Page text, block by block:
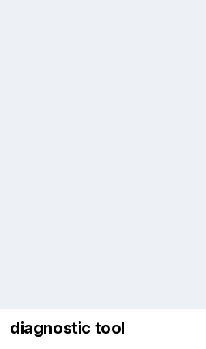
diagnostic tool